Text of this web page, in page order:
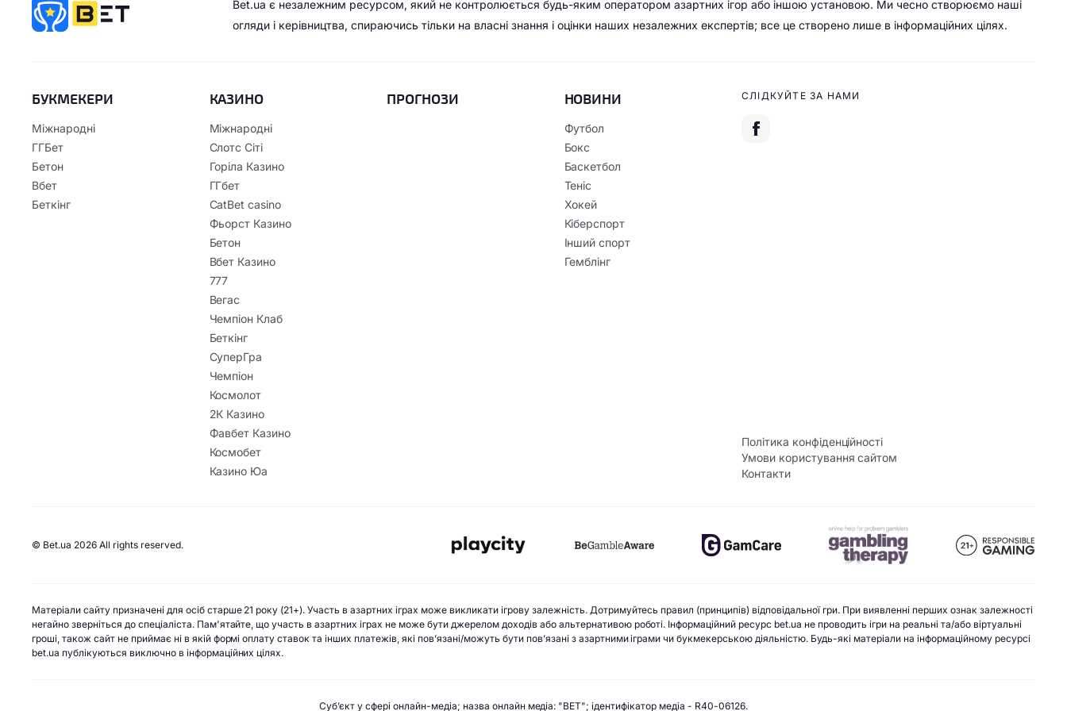
Bet.ua є незалежним ресурсом, який не контролюється будь-яким оператором азартних ігор або іншою установою. Ми чесно створюємо наші
огляди і керівництва, спираючись тільки на власні знання і оцінки наших незалежних експертів; все це створено лише в інформаційних цілях.
БУКМЕКЕРИ
Міжнародні
ГГБет
Бетон
Вбет
Беткінг
КАЗИНО
Міжнародні
Слотс Сіті
Горіла Казино
ГГбет
CatBet casino
Фьорст Казино
Бетон
Вбет Казино
777
Вегас
Чемпіон Клаб
Беткінг
СуперГра
Чемпіон
Космолот
2К Казино
Фавбет Казино
Космобет
Казино Юа
ПРОГНОЗИ НОВИНИ
Футбол
Бокс
Баскетбол
Теніс
Хокей
Кіберспорт
Інший спорт
Гемблінг
СЛІДКУЙТЕ ЗА НАМИ
Політика конфіденційності
Умови користування сайтом
Контакти
© Bet.ua 2026 All rights reserved.
Матеріали сайту призначені для осіб старше 21 року (21+). Участь в азартних іграх може викликати ігрову залежність. Дотримуйтесь правил (принципів) відповідальної гри. При виявленні перших ознак залежності
негайно зверніться до спеціаліста. Пам'ятайте, що участь в азартних іграх не може бути джерелом доходів або альтернативою роботі. Інформаційний ресурс bet.ua не проводить ігри на реальні та/або віртуальні
гроші, також сайт не приймає ні в якій формі оплату ставок та інших платежів, які пов’язані/можуть бути пов’язані з азартними іграми чи букмекерською діяльністю. Будь-які матеріали на інформаційному ресурсі
bet.ua публікуються виключно в інформаційних цілях.
Субʼєкт у сфері онлайн-медіа; назва онлайн медіа: "BET"; ідентифікатор медіа - R40-06126.